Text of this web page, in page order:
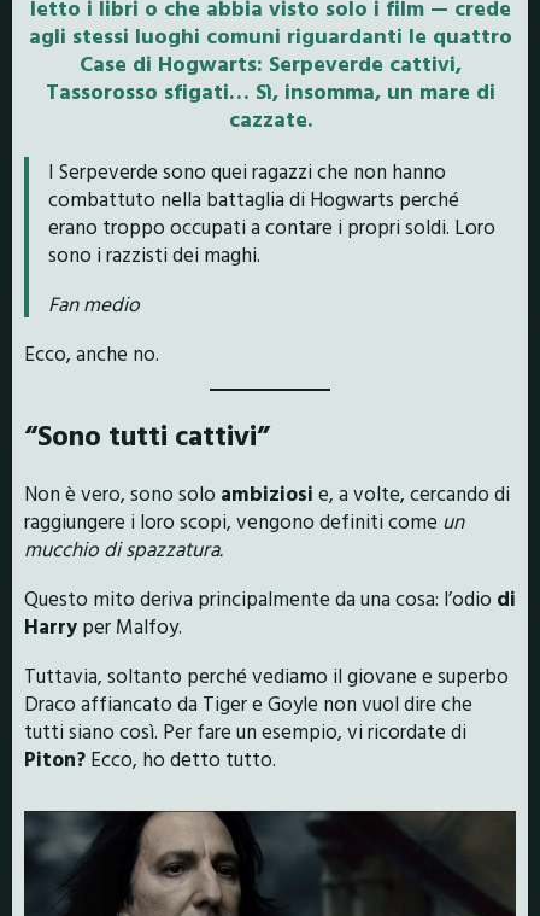
letto i libri o che abbia visto solo i film — crede
agli stessi luoghi comuni riguardanti le quattro
Case di Hogwarts: Serpeverde cattivi,
Tassorosso sfigati… Sì, insomma, un mare di
cazzate.
I Serpeverde sono quei ragazzi che non hanno
combattuto nella battaglia di Hogwarts perché
erano troppo occupati a contare i propri soldi. Loro
sono i razzisti dei maghi.
Fan medio
Ecco, anche no.
“Sono tutti cattivi”
Non è vero, sono solo ambiziosi e, a volte, cercando di
raggiungere i loro scopi, vengono definiti come un
mucchio di spazzatura.
Questo mito deriva principalmente da una cosa: l’odio di
Harry per Malfoy.
Tuttavia, soltanto perché vediamo il giovane e superbo
Draco affiancato da Tiger e Goyle non vuol dire che
tutti siano così. Per fare un esempio, vi ricordate di
Piton? Ecco, ho detto tutto.